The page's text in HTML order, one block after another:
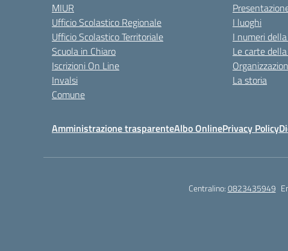
MIUR
Ufficio Scolastico Regionale
Ufficio Scolastico Territoriale
Scuola in Chiaro
Iscrizioni On Line
Invalsi
Comune
I luoghi
I numeri
Le carte
La storia
Amministrazione trasparenteAlbo OnlinePrivacy Policy
Centralino:0823435949